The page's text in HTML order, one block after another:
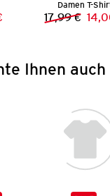
Preis:
Damen T-
17,99 €
Ihnen